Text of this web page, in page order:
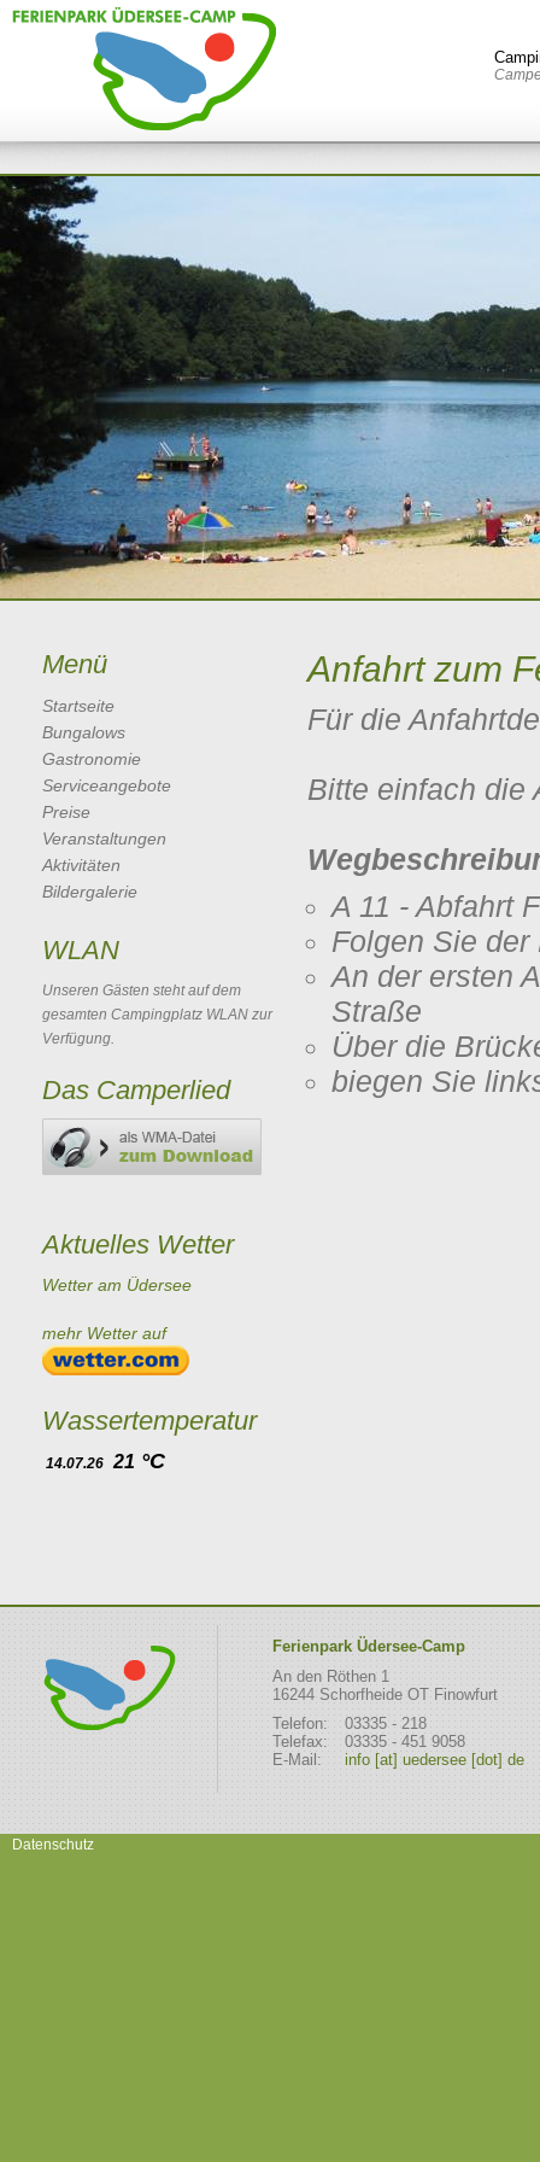
Menü
Startseite
Bungalows
Gastronomie
Serviceangebote
Preise
Veranstaltungen
Aktivitäten
Bildergalerie
WLAN
Unseren Gästen steht auf dem
gesamten Campingplatz WLAN zur
Verfügung.
Das Camperlied
Aktuelles Wetter
Wetter am Üdersee
mehr Wetter auf
Wassertemperatur
14.07.26 21 °C
Anfahrt zum
Für die
Bitte einfach die
A 11 - Abfahrt
Folgen Sie der
An der ersten
Straße
Über die
biegen Sie
Ferienpark Üdersee-Camp
An den Röthen 1
16244 Schorfheide OT Finowfurt
Telefon:
03335 - 218
Telefax:
03335 - 451 9058
E-Mail:
info [at] uedersee [dot] de
Datenschutz